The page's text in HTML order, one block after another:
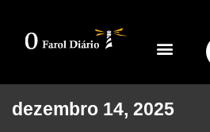
dezembro 14, 2025